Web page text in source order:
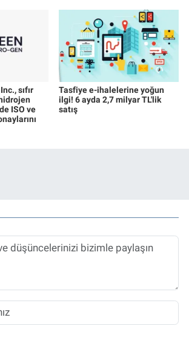
sıfır
ISO ve
Tasfiye e-ihalelerine yoğun
ilgi! 6 ayda 2,7 milyar TL'lik
satış